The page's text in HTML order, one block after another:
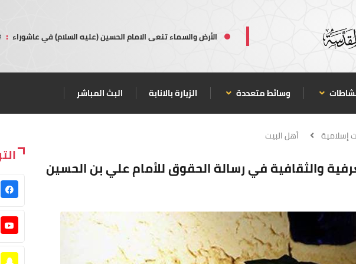
الأرض والسماء تنعى الامام الحسين (عليه السلام) في عاشوراء :
وسائط متعددة الزيارة بالانابة البث المباشر
إسلامية أهل البيت
والثقافية في رسالة الحقوق للأمام علي بن الحسين